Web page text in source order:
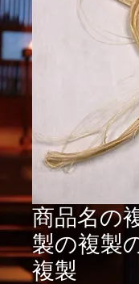
商品名の
製の複製
複製